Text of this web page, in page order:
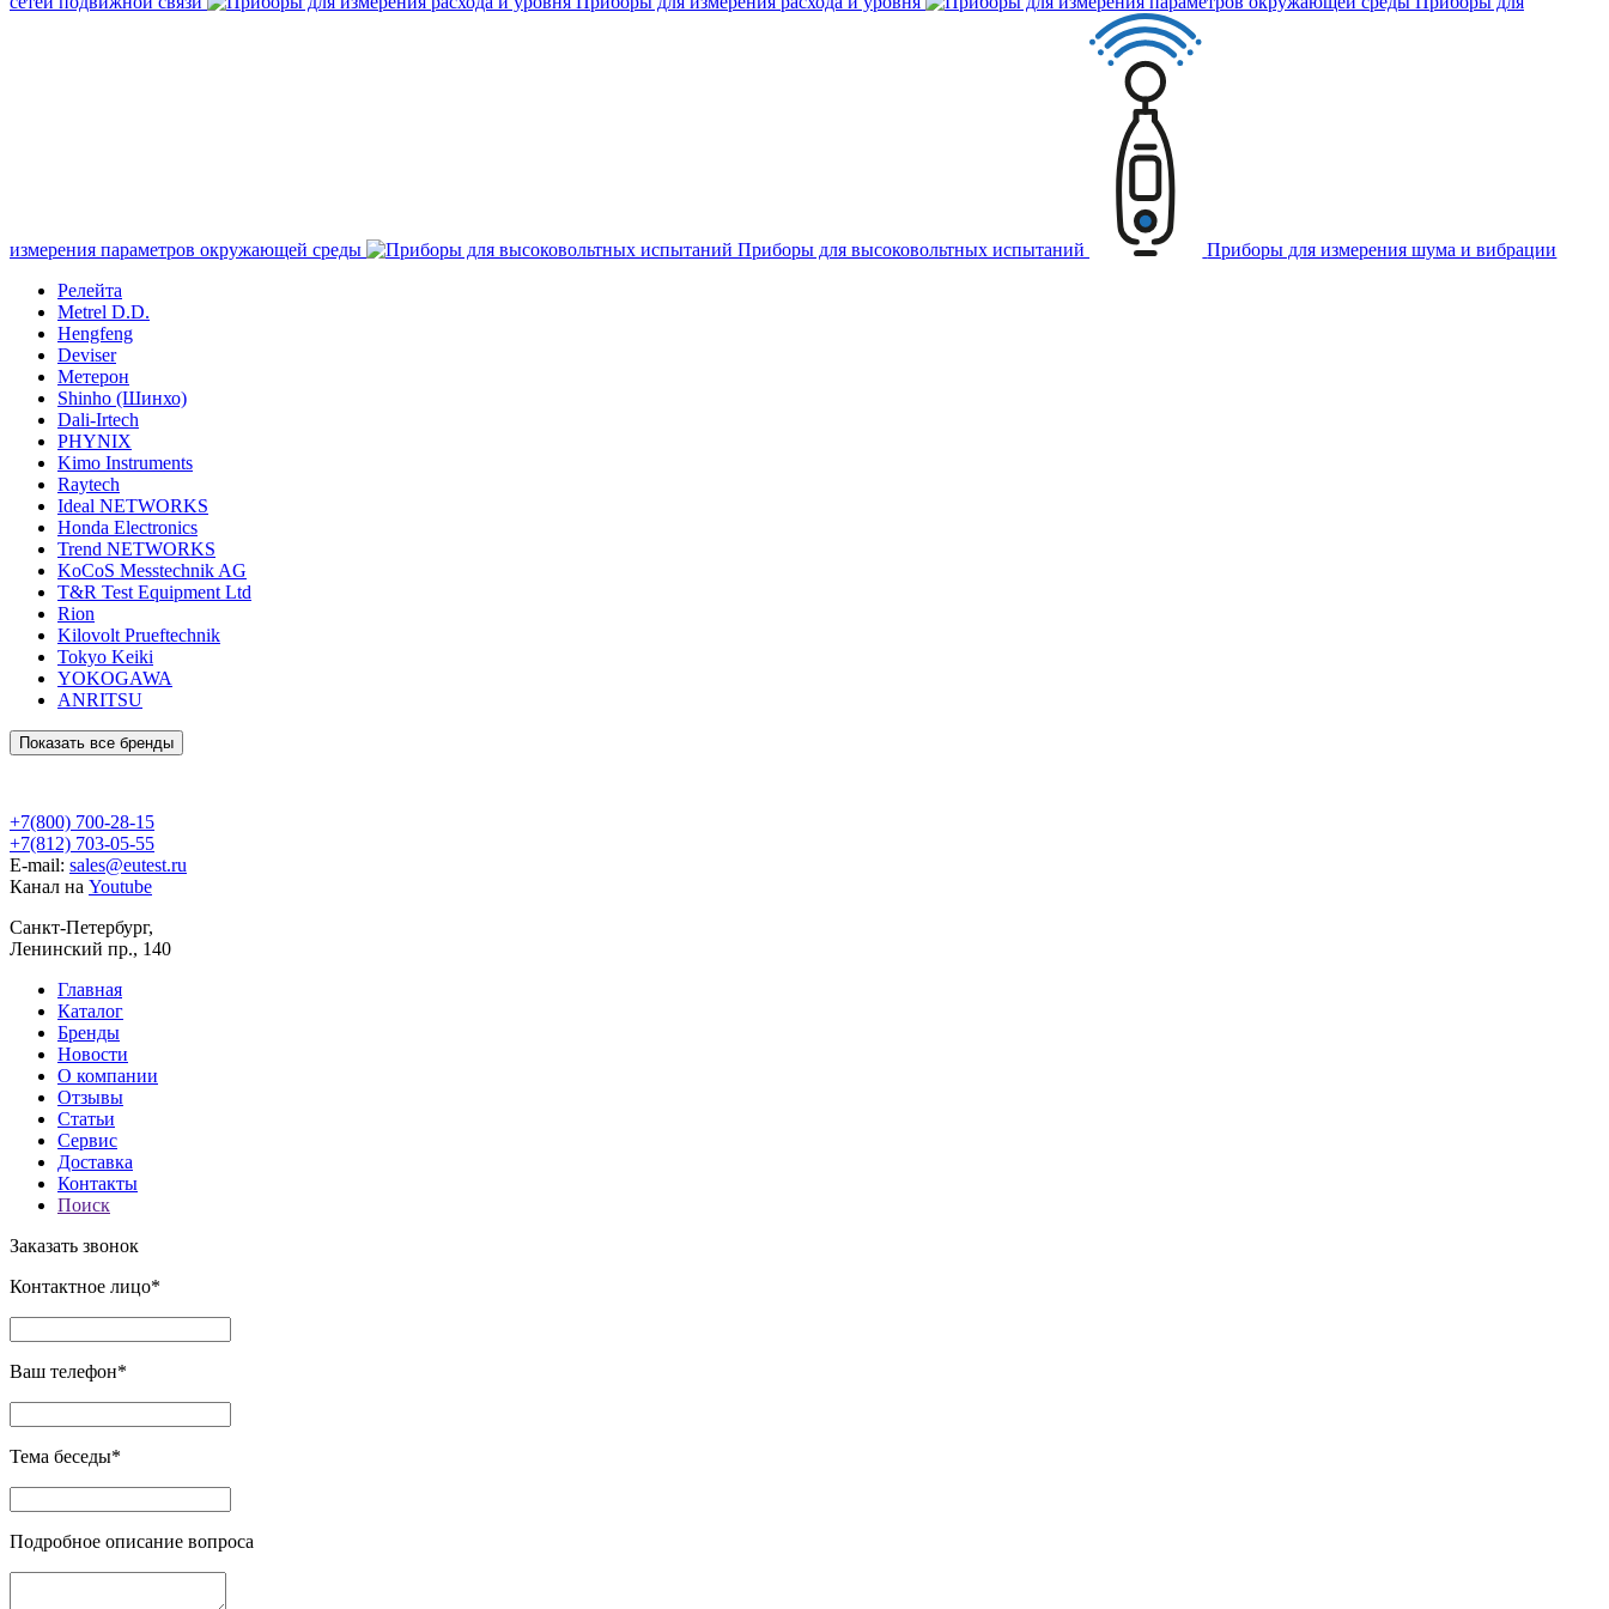
измерения параметров окружающей среды Приборы для высоковольтных испытаний
Приборы для измерения шума и вибрации
Релейта
Metrel D.D.
Hengfeng
Deviser
Метерон
Shinho (Шинхо)
Dali-Irtech
PHYNIX
Kimo Instruments
Raytech
Ideal NETWORKS
Honda Electronics
Trend NETWORKS
KoCoS Messtechnik AG
T&R Test Equipment Ltd
Rion
Kilovolt Prueftechnik
Tokyo Keiki
YOKOGAWA
ANRITSU
Показать все бренды
+7(800) 700-28-15
+7(812) 703-05-55
E-mail: sales@eutest.ru
Канал на Youtube
Санкт-Петербург,
Ленинский пр., 140
Главная
Каталог
Бренды
Новости
О компании
Отзывы
Статьи
Сервис
Доставка
Контакты
Поиск
Заказать звонок
Контактное лицо*
Ваш телефон*
Тема беседы*
Подробное описание вопроса